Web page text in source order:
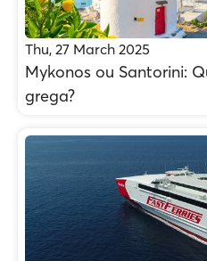
Thu, 27 March 2025
Mykonos ou Santorini:
grega?